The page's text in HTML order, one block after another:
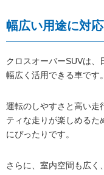
幅広い用途に対
クロスオーバーSUVは、
幅広く活用できる車です。
運転のしやすさと高い走
ティな走りが楽しめるた
にぴったりです。
さらに、室内空間も広く